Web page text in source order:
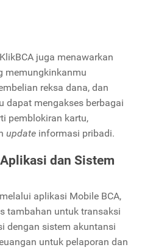
juga menawarkan
memungkinkanmu
reksa dana, dan
dapat mengakses berbagai
pemblokiran kartu,
update informasi pribadi.
dan Sistem
aplikasi Mobile BCA,
tambahan untuk transaksi
dengan sistem akuntansi
untuk pelaporan dan